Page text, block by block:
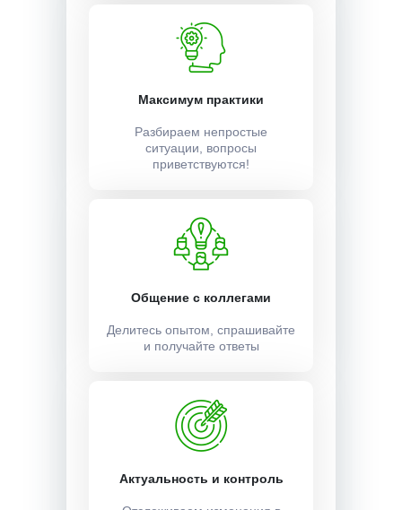
Максимум практики
Разбираем непростые
ситуации, вопросы
приветствуются!
Общение с коллегами
Делитесь опытом, спрашивайте
и получайте ответы
Актуальность и контроль